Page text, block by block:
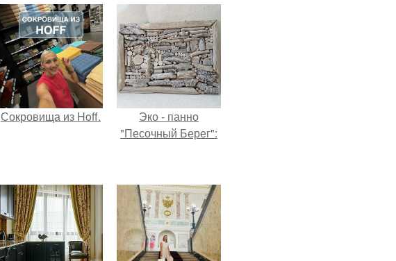
Сокровища из Hoff.
Эко - панно
"Песочный Берег":